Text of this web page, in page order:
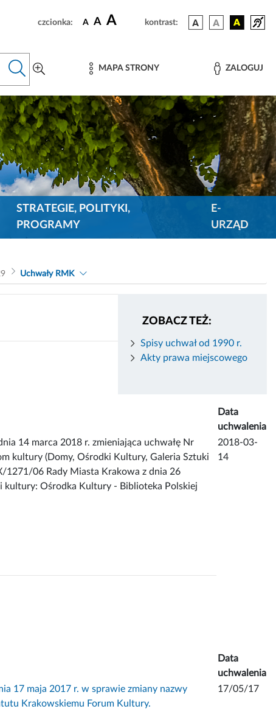
czcionka: A A A kontrast:
MAPA STRONY ZALOGUJ
STRATEGIE, POLITYKI,
PROGRAMY
E-
URZĄD
Uchwały RMK
ZOBACZ TEŻ:
Spisy uchwał od 1990 r.
Akty prawa miejscowego
Data
uchwalenia
14 marca 2018 r. zmieniająca uchwałę Nr
kultury (Domy, Ośrodki Kultury, Galeria Sztuki
1271/06 Rady Miasta Krakowa z dnia 26
kultury: Ośrodka Kultury - Biblioteka Polskiej
2018-03-
14
Data
uchwalenia
17 maja 2017 r. w sprawie zmiany nazwy
Krakowskiemu Forum Kultury.
17/05/17